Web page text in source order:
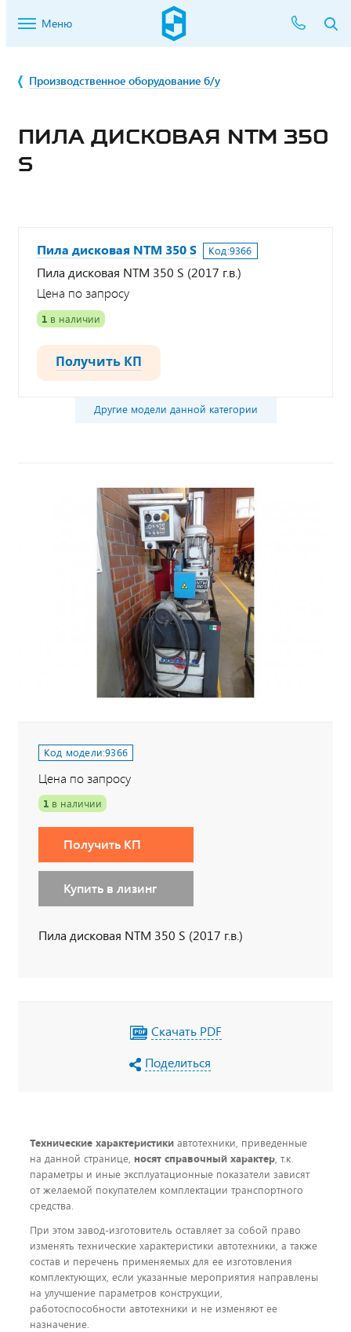
Меню
Производственное оборудование б/у
ПИЛА ДИСКОВАЯ NTM 350
S
Пила дисковая NTM 350 S Код:9366
Пила дисковая NTM 350 S (2017 г.в.)
Цена по запросу
1 в наличии
Получить КП
Другие модели данной категории
Код модели:9366
Цена по запросу
1 в наличии
Получить КП
Купить в лизинг
Пила дисковая NTM 350 S (2017 г.в.)
Скачать PDF
Поделиться
Технические характеристики автотехники, приведенные
на данной странице, носят справочный характер, т.к.
параметры и иные эксплуатационные показатели зависят
от желаемой покупателем комплектации транспортного
средства.
При этом завод-изготовитель оставляет за собой право
изменять технические характеристики автотехники, а также
состав и перечень применяемых для ее изготовления
комплектующих, если указанные мероприятия направлены
на улучшение параметров конструкции,
работоспособности автотехники и не изменяют ее
назначение.